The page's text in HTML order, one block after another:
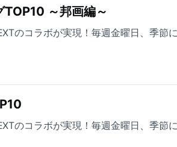
～邦画編～
のコラボが実現！毎週金曜日、季節
のコラボが実現！毎週金曜日、季節